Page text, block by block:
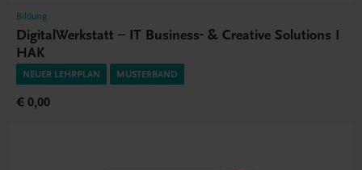
Bildung
DigitalWerkstatt – IT Business- & Creative Solutions I
HAK
NEUER LEHRPLAN MUSTERBAND
€ 0,00